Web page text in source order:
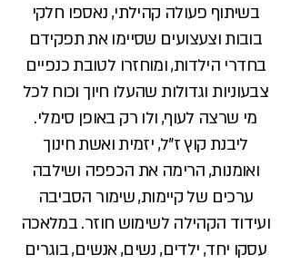
בשיתוף פעולה קהילתי, נאספו חלקי
בובות וצעצועים שסיימו את תפקידם
בחדרי הילדות, ומוחזרו לטובת כנפיים
צבעוניות וגדולות שהעלו חיוך וכוח לכל
מי שרצה לעוף, ולו רק באופן סימלי.
ליבנת קוץ ז"ל, יזמית ואשת חינוך
ואומנות, הרימה את הכפפה ושילבה
ערכים של קיימות, שימור הסביבה
ועידוד הקהילה לשימוש חוזר. במלאכה
עסקו יחד, ילדים, נשים, אנשים, בוגרים